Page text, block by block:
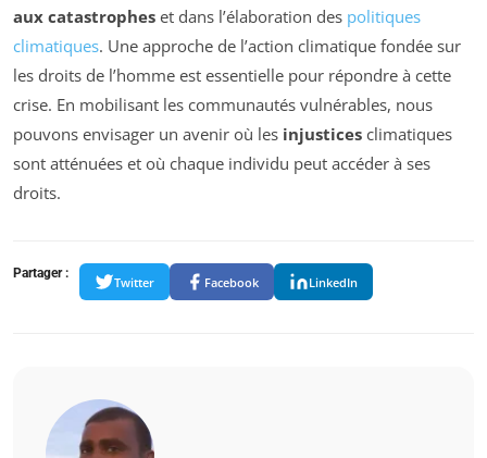
aux catastrophes et dans l’élaboration des politiques
climatiques. Une approche de l’action climatique fondée sur
les droits de l’homme est essentielle pour répondre à cette
crise. En mobilisant les communautés vulnérables, nous
pouvons envisager un avenir où les injustices climatiques
sont atténuées et où chaque individu peut accéder à ses
droits.
Partager :
Twitter Facebook LinkedIn